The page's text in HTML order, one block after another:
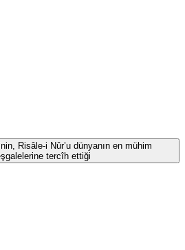
Risâle-i Nûr’u dünyanın en mühim
tercîh ettiği